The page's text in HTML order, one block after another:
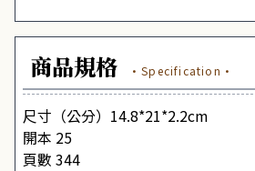
商品規格 ·Specification·
尺寸（公分）14.8*21*2.2cm
開本 25
頁數 344